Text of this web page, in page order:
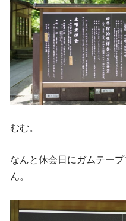
むむ。
なんと休会日にガムテー
ん。